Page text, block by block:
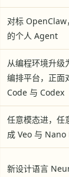
对标
的个人 Agent
从编程环境升
编排平台，正面
Code 与 Codex
任意模态进，任
成 Veo 与
新设计语言